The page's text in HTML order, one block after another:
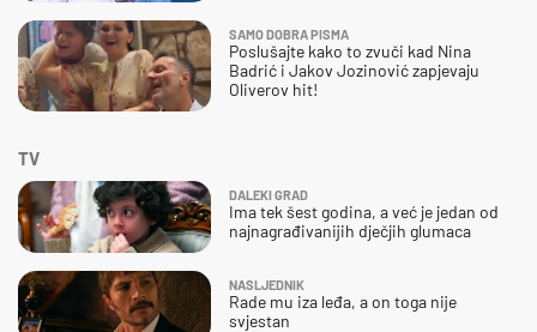
SAMO DOBRA PISMA
Poslušajte kako to zvuči kad Nina
Badrić i Jakov Jozinović zapjevaju
Oliverov hit!
TV
DALEKI GRAD
Ima tek šest godina, a već je jedan od
najnagrađivanijih dječjih glumaca
NASLJEDNIK
Rade mu iza leđa, a on toga nije
svjestan